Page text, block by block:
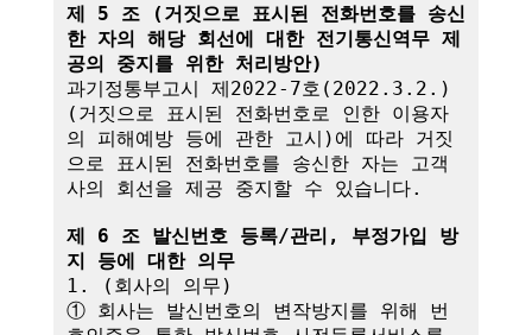
제 5 조 (거짓으로 표시된 전화번호를 송신
한 자의 해당 회선에 대한 전기통신역무 제
공의 중지를 위한 처리방안)
과기정통부고시 제2022-7호(2022.3.2.)
(거짓으로 표시된 전화번호로 인한 이용자
의 피해예방 등에 관한 고시)에 따라 거짓
으로 표시된 전화번호를 송신한 자는 고객
사의 회선을 제공 중지할 수 있습니다.
제 6 조 발신번호 등록/관리, 부정가입 방
지 등에 대한 의무
1. (회사의 의무)
① 회사는 발신번호의 변작방지를 위해 번